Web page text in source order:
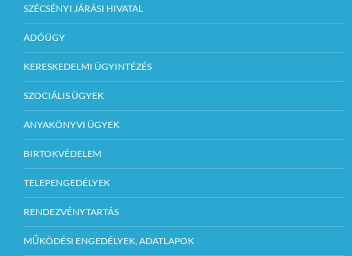
SZÉCSÉNYI JÁRÁSI HIVATAL
ADÓÜGY
KERESKEDELMI ÜGYINTÉZÉS
SZOCIÁLIS ÜGYEK
ANYAKÖNYVI ÜGYEK
BIRTOKVÉDELEM
TELEPENGEDÉLYEK
RENDEZVÉNYTARTÁS
MŰKÖDÉSI ENGEDÉLYEK, ADATLAPOK